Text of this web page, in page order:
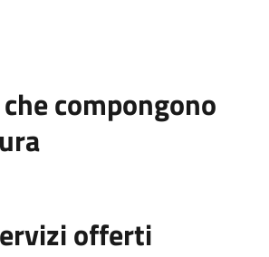
compongono
offerti